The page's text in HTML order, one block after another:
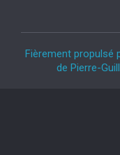
Fièrement propulsé
de Pierre-